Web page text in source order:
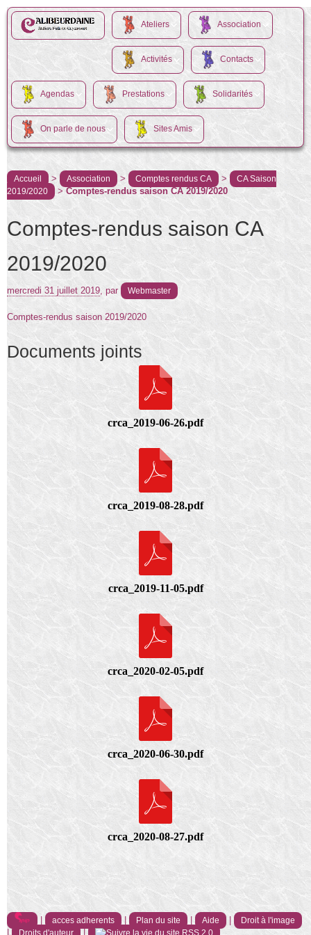
Ateliers Association
Activités Contacts
Agendas Prestations Solidarités
On parle de nous Sites Amis
Accueil > Association > Comptes rendus CA >
CA Saison
2019/2020
> Comptes-rendus saison CA 2019/2020
Comptes-rendus saison CA
2019/2020
mercredi 31 juillet 2019, par Webmaster
Comptes-rendus saison 2019/2020
Documents joints
crca_2019-06-26.pdf
crca_2019-08-28.pdf
crca_2019-11-05.pdf
crca_2020-02-05.pdf
crca_2020-06-30.pdf
crca_2020-08-27.pdf
acces adherents Plan du site Aide Droit à l'image
Droits d'auteur RSS 2.0